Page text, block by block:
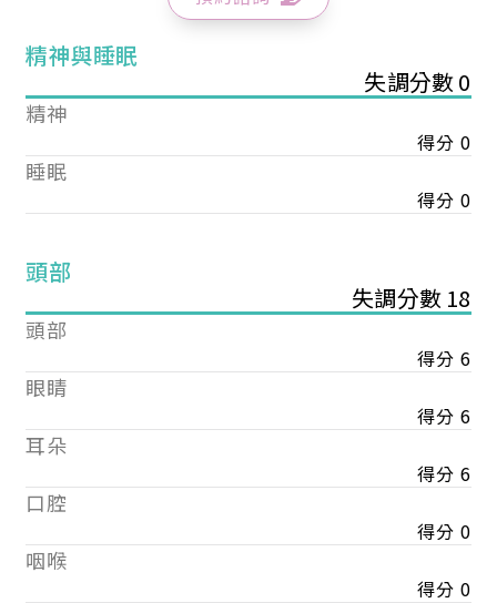
精神與睡眠
失調分數 0
精神
得分 0
睡眠
得分 0
頭部
失調分數 18
頭部
得分 6
眼睛
得分 6
耳朵
得分 6
口腔
得分 0
咽喉
得分 0